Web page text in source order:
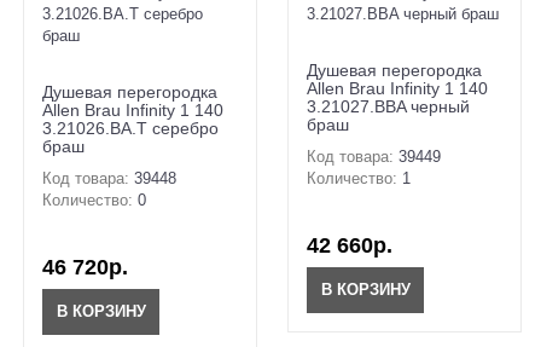
Душевая перегородка
Allen Brau Infinity 1 140
3.21026.BA.T серебро
браш
Код товара: 39448
Количество: 0
46 720р.
В КОРЗИНУ
Душевая перегородка
Allen Brau Infinity 1 140
3.21027.BBA черный
браш
Код товара: 39449
Количество: 1
42 660р.
В КОРЗИНУ